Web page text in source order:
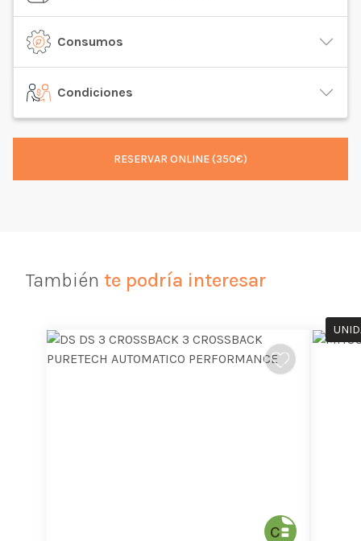
Consumos
Condiciones
RESERVAR ONLINE (350€)
También te podría interesar